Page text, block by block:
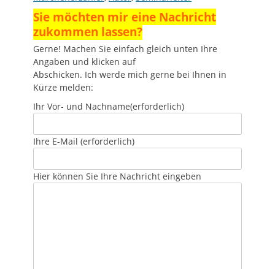
Sie möchten mir eine Nachricht
zukommen lassen?
Gerne! Machen Sie einfach gleich unten Ihre
Angaben und klicken auf
Abschicken. Ich werde mich gerne bei Ihnen in
Kürze melden:
Ihr Vor- und Nachname(erforderlich)
Ihre E-Mail (erforderlich)
Hier können Sie Ihre Nachricht eingeben